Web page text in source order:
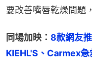
要改善嘴唇乾燥問題
同場加映： 8款網友
KIEHL'S、Carmex急